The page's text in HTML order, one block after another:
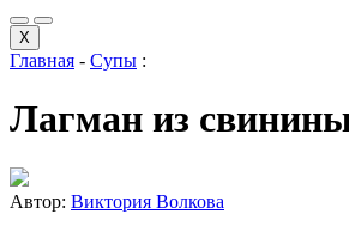
X
Главная - Супы :
Лагман из
Автор: Виктория Волкова